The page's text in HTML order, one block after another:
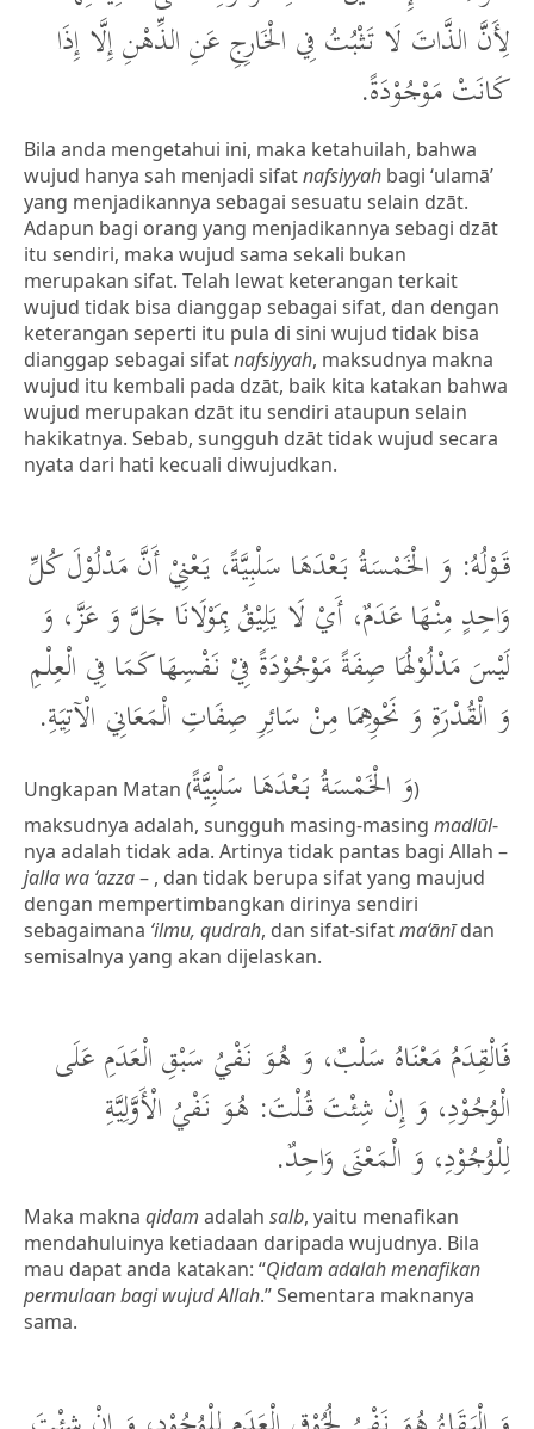
لِأَنَّ الذَّاتَ لَا تَثْبُتُ فِي الْخَارِجِ عَنِ الذِّهْنِ إِلَّا إِذَا
كَانَتْ مَوْجُوْدَةً.
Bila anda mengetahui ini, maka ketahuilah, bahwa
wujud hanya sah menjadi sifatnafsiyyah bagi ‘ulamā’
yang menjadikannya sebagai sesuatu selain dzāt.
Adapun bagi orang yang menjadikannya sebagi dzāt
itu sendiri, maka wujud sama sekali bukan
merupakan sifat. Telah lewat keterangan terkait
wujud tidak bisa dianggap sebagai sifat, dan dengan
keterangan seperti itu pula di sini wujud tidak bisa
dianggap sebagai sifatnafsiyyah, maksudnya makna
wujud itu kembali pada dzāt, baik kita katakan bahwa
wujud merupakan dzāt itu sendiri ataupun selain
hakikatnya. Sebab, sungguh dzāt tidak wujud secara
nyata dari hati kecuali diwujudkan.
قَوْلُهُ: وَ الْخَمْسَةُ بَعْدَهَا سَلْبِيَّةً، يَعْنِيْ أَنَّ مَدْلُوْلَ كُلِّ
وَاحِدٍ مِنْهَا عَدَمٌ، أَيْ لَا يَلِيْقُ بِمَوْلَانَا جَلَّ وَ عَزَّ، وَ
لَيْسَ مَدْلُوْلُهَا صِفَةً مَوْجُوْدَةً فِيْ نَفْسِهَا كَمَا فِي الْعِلْمِ
وَ الْقُدْرَةِ وَ نَحْوِهِمَا مِنْ سَائِرِ صِفَاتِ الْمَعَانِي الْآتِيَةِ.
Ungkapan Matan (وَ الْخَمْسَةُ بَعْدَهَا سَلْبِيَّةً)
maksudnya adalah, sungguh masing-masing madlūl-
nya adalah tidak ada. Artinya tidak pantas bagi Allah –
jalla wa ‘azza– , dan tidak berupa sifat yang maujud
dengan mempertimbangkan dirinya sendiri
sebagaimana ‘ilmu, qudrah, dan sifat-sifatma‘ānīdan
semisalnya yang akan dijelaskan.
فَالْقِدَمُ مَعْنَاهُ سَلْبٌ، وَ هُوَ نَفْيُ سَبْقِ الْعَدَمِ عَلَى
الْوُجُوْدِ، وَ إِنْ شِئْتَ قُلْتَ: هُوَ نَفْيُ الْأَوَّلِيَّةِ
لِلْوُجُوْدِ، وَ الْمَعْنَى وَاحِدٌ.
Maka makna qidam adalah salb, yaitu menafikan
mendahuluinya ketiadaan daripada wujudnya. Bila
mau dapat anda katakan: “Qidam adalah menafikan
permulaan bagi wujud Allah.” Sementara maknanya
sama.